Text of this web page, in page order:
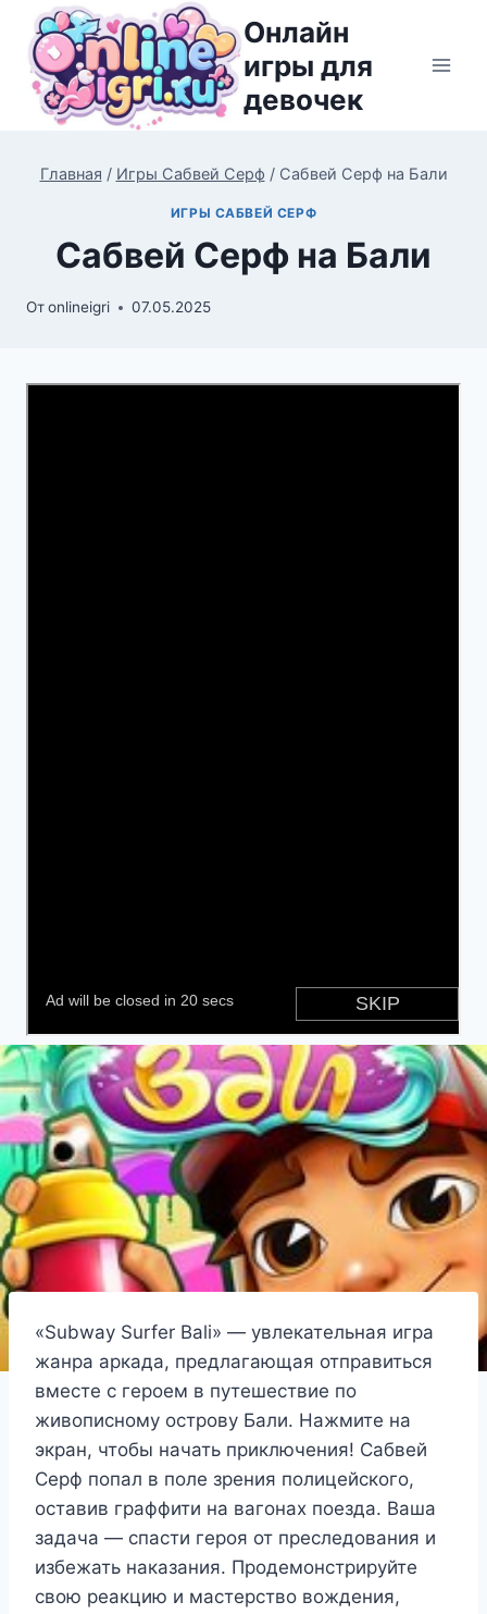
Перейти
содержимому
Онлайн
игры для
девочек
Главная / Игры Сабвей Серф / Сабвей Серф на Бали
ИГРЫ САБВЕЙ СЕРФ
Сабвей Серф на Бали
Отonlineigri 07.05.2025
«Subway Surfer Bali» — увлекательная игра
жанра аркада, предлагающая отправиться
вместе с героем в путешествие по
живописному острову Бали. Нажмите на
экран, чтобы начать приключения! Сабвей
Серф попал в поле зрения полицейского,
оставив граффити на вагонах поезда. Ваша
задача — спасти героя от преследования и
избежать наказания. Продемонстрируйте
свою реакцию и мастерство вождения,